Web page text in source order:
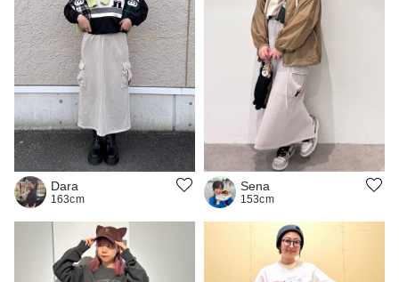
Dara
163cm
Sena
153cm